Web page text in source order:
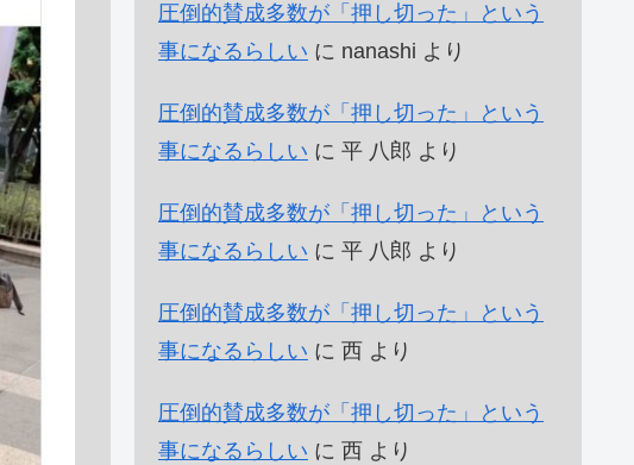
圧倒的賛成多数が「押し切った」という
事になるらしい に nanashi より
圧倒的賛成多数が「押し切った」という
事になるらしい に 平 八郎 より
圧倒的賛成多数が「押し切った」という
事になるらしい に 平 八郎 より
圧倒的賛成多数が「押し切った」という
事になるらしい に 西 より
圧倒的賛成多数が「押し切った」という
事になるらしい に 西 より